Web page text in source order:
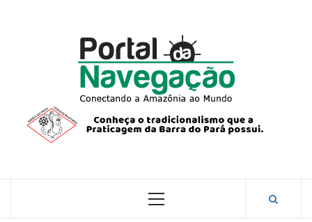
CONECTANDO A AMAZÔNIA COM O MUNDO.
Primary